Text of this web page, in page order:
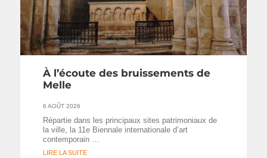
À l’écoute des bruissements de
Melle
6 AOÛT 2026
Répartie dans les principaux sites patrimoniaux de
la ville, la 11e Biennale internationale d’art
contemporain …
LIRE LA SUITE